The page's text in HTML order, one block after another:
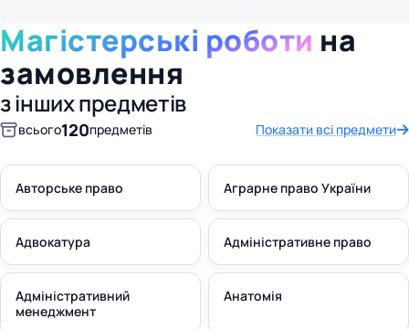
Магістерські роботи на
замовлення
з інших предметів
всього120предметів Показати всі предмети
Авторське право Аграрне право України
Адвокатура Адміністративне право
Адміністративний
менеджмент
Анатомія